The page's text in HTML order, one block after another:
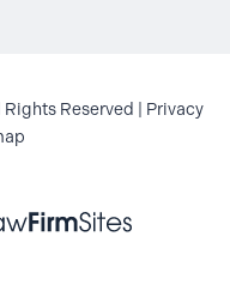
Reserved | Privacy
Firm Sites (opens in a new